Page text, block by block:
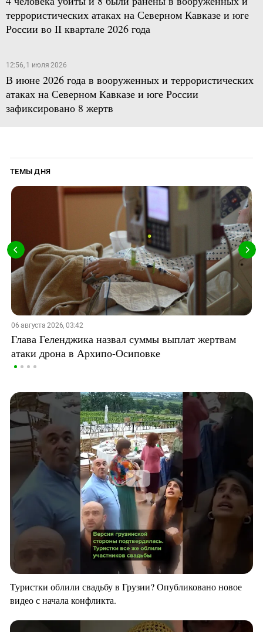
террористических атаках на Северном Кавказе и юге
России во II квартале 2026 года
12:56, 1 июля 2026
В июне 2026 года в вооруженных и террористических
атаках на Северном Кавказе и юге России
зафиксировано 8 жертв
ТЕМЫ ДНЯ
06 августа 2026, 03:42
Глава Геленджика назвал суммы выплат жертвам
атаки дрона в Архипо-Осиповке
Туристки облили свадьбу в Грузии? Опубликовано новое
видео с начала конфликта.